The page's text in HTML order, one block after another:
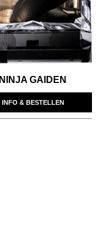
NINJA GAIDEN
INFO & BESTELLEN